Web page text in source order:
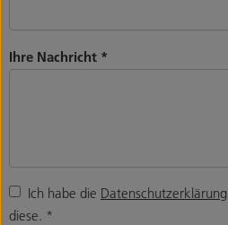
Ihre Nachricht *
Ich habe die Datenschutzerklärung
diese. *